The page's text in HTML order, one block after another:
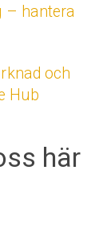
– hantera
och
Hub
här